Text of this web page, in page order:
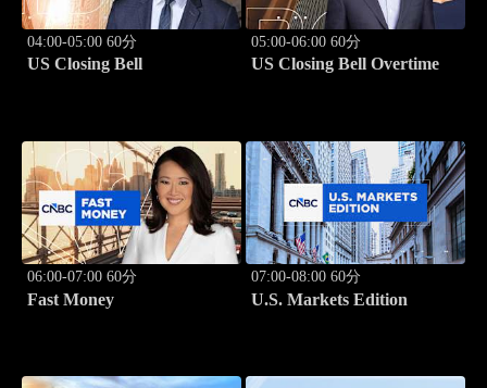
04:00-05:00 60分
US Closing Bell
05:00-06:00 60分
US Closing Bell Overtime
06:00-07:00 60分
Fast Money
07:00-08:00 60分
U.S. Markets Edition